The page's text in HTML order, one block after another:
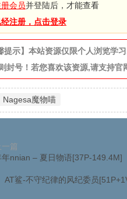
会员并登陆后，才能查看
经注册，点击登录
提示】本站资源仅限个人浏览学
封号！若您喜欢该资源,请支持官
Nagesa魔物喵
一篇
年nnian – 夏日物语[37P-149.4M]
AT鲨-不守纪律的风纪委员